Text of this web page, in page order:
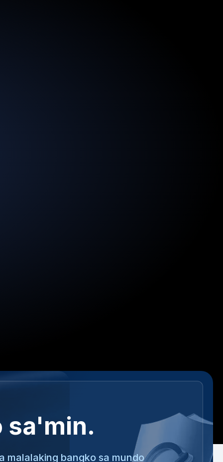
sa'min.
bangko sa mundo